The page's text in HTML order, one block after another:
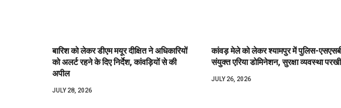
बारिश को लेकर डीएम मयूर दीक्षित ने अधिकारियों
को अलर्ट रहने के दिए निर्देश, कांवड़ियों से की
अपील
JULY 28, 2026
कांवड़ मेले को लेकर श्यामपुर में पुलिस-
संयुक्त एरिया डोमिनेशन, सुरक्षा व्यवस्था परखी
JULY 26, 2026